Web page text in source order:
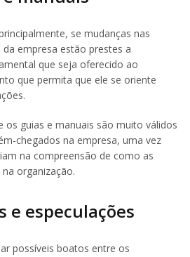
se mudanças nas
empresa estão prestes a
que seja oferecido ao
que permita que ele se oriente
os guias e manuais são muito válidos
chegados na empresa, uma vez
na compreensão de como as
organização.
e especulações
possíveis boatos entre os